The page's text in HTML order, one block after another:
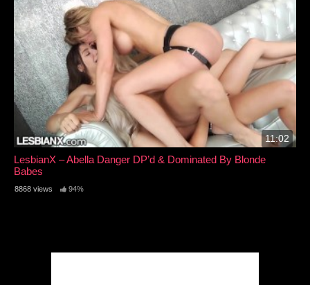
11:02
LesbianX – Abella Danger DP’d & Dominated By Blonde
Babes
8868 views 94%